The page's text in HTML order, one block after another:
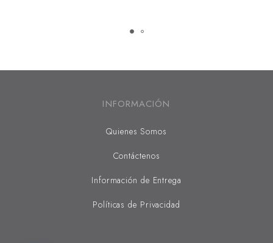
INFORMACIÓN
Quienes Somos
Contáctenos
Información de Entrega
Políticas de Privacidad